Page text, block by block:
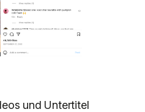
und Untertitel